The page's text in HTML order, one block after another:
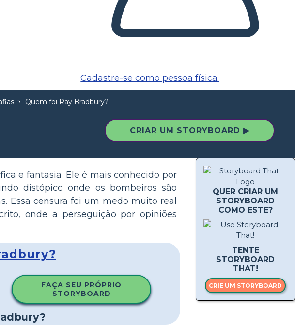
Cadastre-se como pessoa física.
Quem foi Ray Bradbury?
CRIAR UM STORYBOARD ▶
QUER CRIAR UM
STORYBOARD
COMO ESTE?
TENTE
STORYBOARD
THAT!
CRIE UM STORYBOARD
e fantasia. Ele é mais conhecido por
distópico onde os bombeiros são
Essa censura foi um medo muito real
onde a perseguição por opiniões
FAÇA SEU PRÓPRIO
STORYBOARD